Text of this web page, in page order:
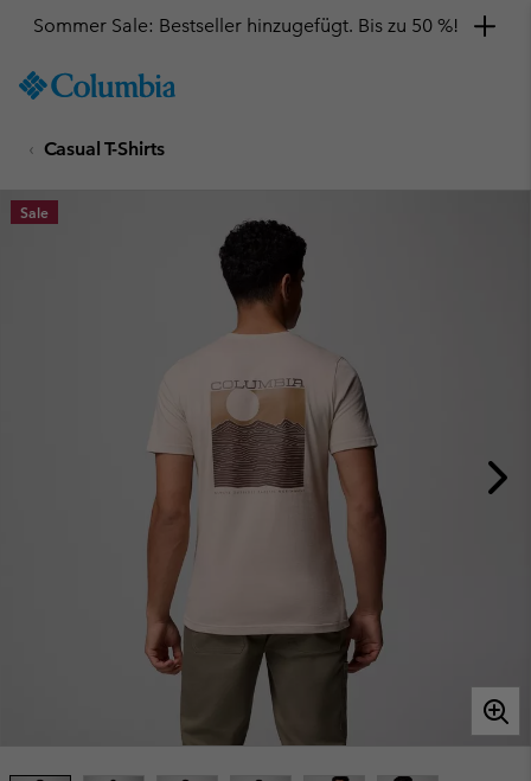
TO
SKIP
MAIN
NAV
Sommer Sale: Bestseller hinzugefügt. Bis zu 50 %!
Casual T-Shirts
Sale